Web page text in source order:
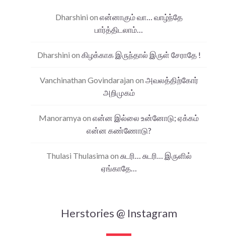
Dharshini on என்னாகும் வா… வாழ்ந்தே
பார்த்திடலாம்…
Dharshini on கிழக்காக இருந்தால் இருள் சேராதே !
Vanchinathan Govindarajan on அவலத்திற்கோர்
அறிமுகம்
Manoramya on என்ன இல்லை உன்னோடு; ஏக்கம்
என்ன கண்ணோடு?
Thulasi Thulasima on சுடரி… சுடரி… இருளில்
ஏங்காதே…
Herstories @ Instagram